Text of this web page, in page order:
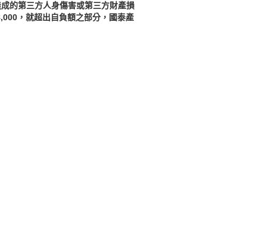
的第三方人身傷害或第三方財產損
，就超出自負額之部分，國泰產